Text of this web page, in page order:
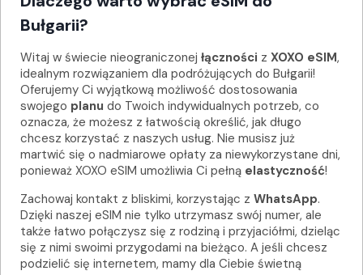
Bułgarii?
Witaj w świecie nieograniczonej łączności z XOXO eSIM,
idealnym rozwiązaniem dla podróżujących do Bułgarii!
Oferujemy Ci wyjątkową możliwość dostosowania
swojego planu do Twoich indywidualnych potrzeb, co
oznacza, że możesz z łatwością określić, jak długo
chcesz korzystać z naszych usług. Nie musisz już
martwić się o nadmiarowe opłaty za niewykorzystane dni,
ponieważ XOXO eSIM umożliwia Ci pełną elastyczność!
Zachowaj kontakt z bliskimi, korzystając z WhatsApp.
Dzięki naszej eSIM nie tylko utrzymasz swój numer, ale
także łatwo połączysz się z rodziną i przyjaciółmi, dzieląc
się z nimi swoimi przygodami na bieżąco. A jeśli chcesz
podzielić się internetem, mamy dla Ciebie świetną